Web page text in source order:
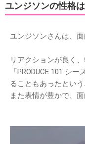
ユンジソンの性格
ユンジソンさんは、
リアクションが良く
「PRODUCE 101 シ
ることもあったという
また表情が豊かで、